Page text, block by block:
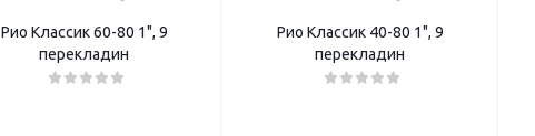
Рио Классик 60-80 1", 9
перекладин
Рио Классик 40-80 1", 9
перекладин